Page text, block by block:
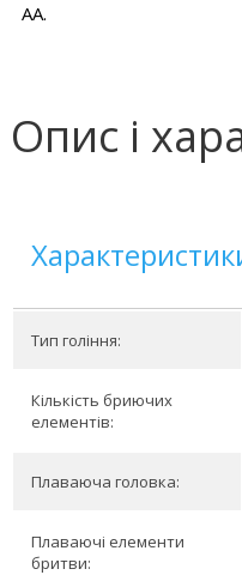
AA.
Опис і
Тип гоління:
Кількість бриючих
елементів:
Плаваюча головка:
Плаваючі елементи
бритви: